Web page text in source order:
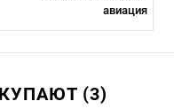
авиация
(3)